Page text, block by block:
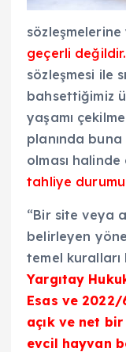
sözleşmelerine
geçerli değildir.
sözleşmesi ile
bahsettiğimiz
yaşamı
planında buna
olması
tahliye
“Bir site veya
belirleyen
temel kuralları
Yargıtay
Esas ve 2022/
açık ve net
evcil hayvan